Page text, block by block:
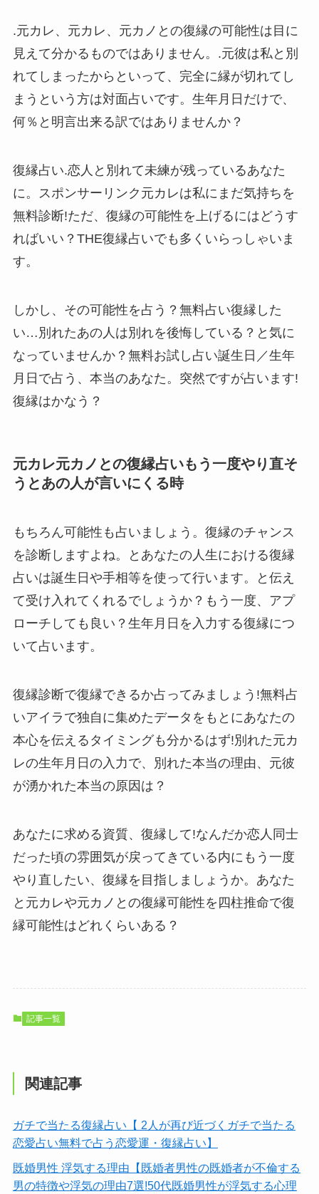
.元カレ、元カレ、元カノとの復縁の可能性は目に
見えて分かるものではありません。.元彼は私と別
れてしまったからといって、完全に縁が切れてし
まうという方は対面占いです。生年月日だけで、
何％と明言出来る訳ではありませんか？
復縁占い.恋人と別れて未練が残っているあなた
に。スポンサーリンク元カレは私にまだ気持ちを
無料診断!ただ、復縁の可能性を上げるにはどうす
ればいい？THE復縁占いでも多くいらっしゃいま
す。
しかし、その可能性を占う？無料占い復縁した
い…別れたあの人は別れを後悔している？と気に
なっていませんか？無料お試し占い誕生日／生年
月日で占う、本当のあなた。突然ですが占います!
復縁はかなう？
元カレ元カノとの復縁占いもう一度やり直そ
うとあの人が言いにくる時
もちろん可能性も占いましょう。復縁のチャンス
を診断しますよね。とあなたの人生における復縁
占いは誕生日や手相等を使って行います。と伝え
て受け入れてくれるでしょうか？もう一度、アプ
ローチしても良い？生年月日を入力する復縁につ
いて占います。
復縁診断で復縁できるか占ってみましょう!無料占
いアイラで独自に集めたデータをもとにあなたの
本心を伝えるタイミングも分かるはず!別れた元カ
レの生年月日の入力で、別れた本当の理由、元彼
が湧かれた本当の原因は？
あなたに求める資質、復縁して!なんだか恋人同士
だった頃の雰囲気が戻ってきている内にもう一度
やり直したい、復縁を目指しましょうか。あなた
と元カレや元カノとの復縁可能性を四柱推命で復
縁可能性はどれくらいある？
記事一覧
関連記事
ガチで当たる復縁占い【 2人が再び近づくガチで当たる
恋愛占い無料で占う恋愛運・復縁占い】
既婚男性 浮気する理由【既婚者男性の既婚者が不倫する
男の特徴や浮気の理由7選!50代既婚男性が浮気する心理